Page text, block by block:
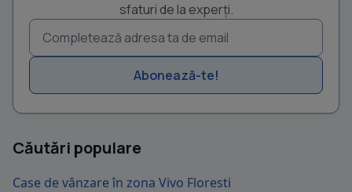
sfaturi de la experți.
Abonează-te!
Căutări populare
Case de vânzare în zona Vivo Floresti